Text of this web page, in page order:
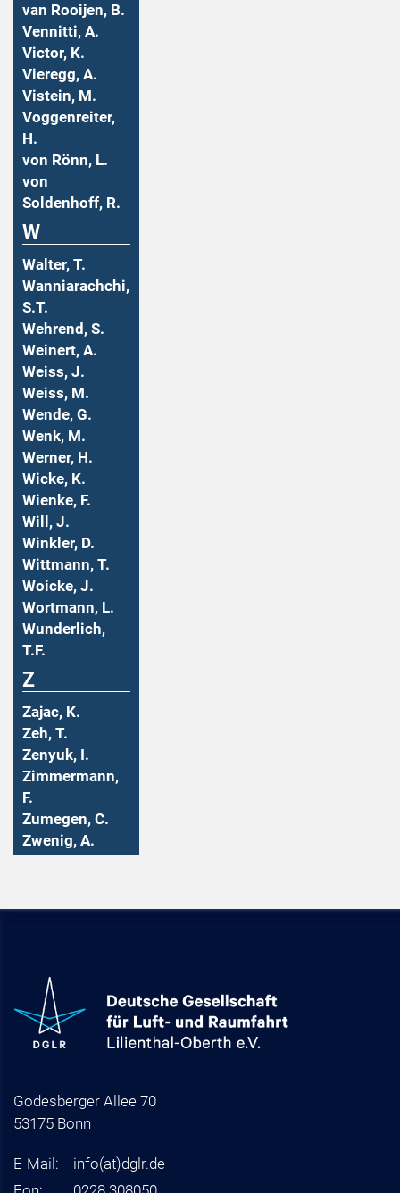
van Rooijen, B.
Vennitti, A.
Victor, K.
Vieregg, A.
Vistein, M.
Voggenreiter,
H.
von Rönn, L.
von
Soldenhoff, R.
W
Walter, T.
Wanniarachchi,
S.T.
Wehrend, S.
Weinert, A.
Weiss, J.
Weiss, M.
Wende, G.
Wenk, M.
Werner, H.
Wicke, K.
Wienke, F.
Will, J.
Winkler, D.
Wittmann, T.
Woicke, J.
Wortmann, L.
Wunderlich,
T.F.
Z
Zajac, K.
Zeh, T.
Zenyuk, I.
Zimmermann,
F.
Zumegen, C.
Zwenig, A.
Godesberger Allee 70
53175 Bonn
E-Mail: info(at)dglr.de